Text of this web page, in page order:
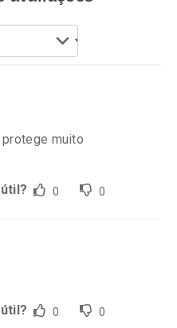
Comprar sem Desconto
Por R$ 80,43/cada
muito
0 0
0 0